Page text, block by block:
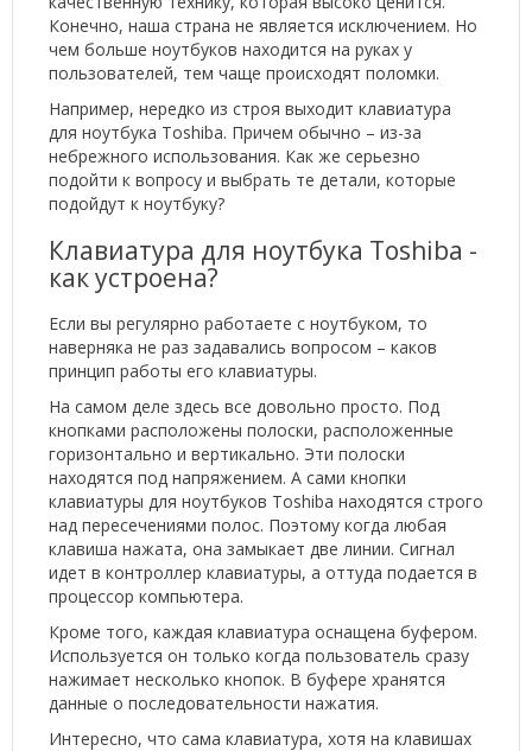
Конечно, наша страна не является исключением. Но
чем больше ноутбуков находится на руках у
пользователей, тем чаще происходят поломки.
Например, нередко из строя выходит клавиатура
для ноутбука Toshiba. Причем обычно – из-за
небрежного использования. Как же серьезно
подойти к вопросу и выбрать те детали, которые
подойдут к ноутбуку?
Клавиатура для ноутбука Toshiba -
как устроена?
Если вы регулярно работаете с ноутбуком, то
наверняка не раз задавались вопросом – каков
принцип работы его клавиатуры.
На самом деле здесь все довольно просто. Под
кнопками расположены полоски, расположенные
горизонтально и вертикально. Эти полоски
находятся под напряжением. А сами кнопки
клавиатуры для ноутбуков Toshiba находятся строго
над пересечениями полос. Поэтому когда любая
клавиша нажата, она замыкает две линии. Сигнал
идет в контроллер клавиатуры, а оттуда подается в
процессор компьютера.
Кроме того, каждая клавиатура оснащена буфером.
Используется он только когда пользователь сразу
нажимает несколько кнопок. В буфере хранятся
данные о последовательности нажатия.
Интересно, что сама клавиатура, хотя на клавишах